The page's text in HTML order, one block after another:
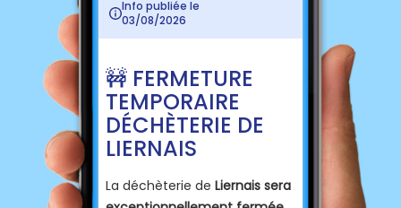
Info publiée le
03/08/2026
🚧 FERMETURE
TEMPORAIRE
DÉCHÈTERIE DE
LIERNAIS
La déchèterie de Liernais sera